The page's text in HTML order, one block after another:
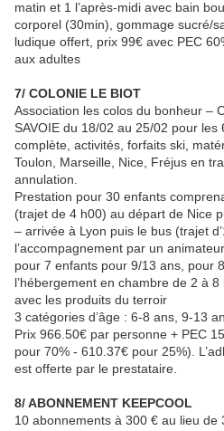
matin et 1 l’après-midi avec bain
corporel (30min), gommage sucré/
ludique offert, prix 99€ avec PEC
aux adultes
7/ COLONIE LE BIOT
Association les colos du bonheur –
SAVOIE du 18/02 au 25/02 pour les
complète, activités, forfaits ski,
Toulon, Marseille, Nice, Fréjus en
annulation.
Prestation pour 30 enfants
(trajet de 4 h00) au départ de Nice
– arrivée à Lyon puis le bus (trajet
l’accompagnement par un
pour 7 enfants pour 9/13 ans, pour
l’hébergement en chambre de 2 à
avec les produits du terroir
3 catégories d’âge : 6-8 ans, 9-13
Prix 966.50€ par personne + PEC
pour 70% - 610.37€ pour 25%).
est offerte par le prestataire.
8/ ABONNEMENT KEEPCOOL
10 abonnements à 300 € au lieu de